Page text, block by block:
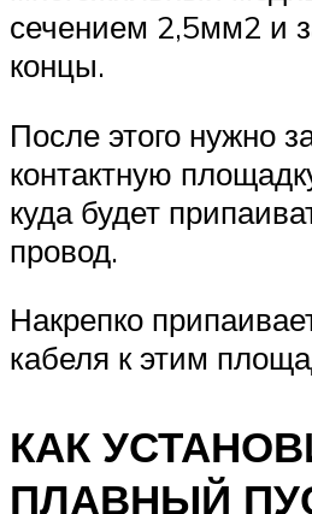
сечением 2,5мм2 и
концы.
После этого нужно
контактную
куда будет
провод.
Накрепко
кабеля к этим
КАК
ПЛАВНЫЙ